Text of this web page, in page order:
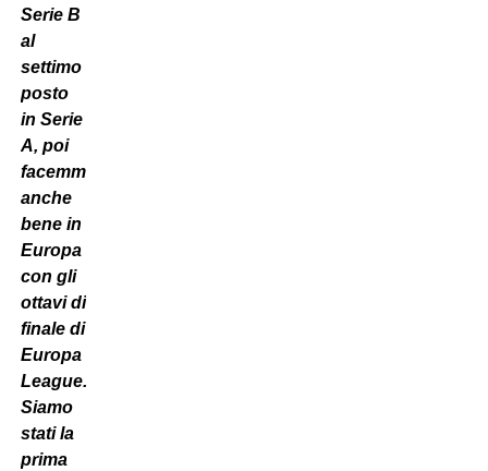
Serie B
al
settimo
posto
in Serie
A, poi
facemmo
anche
bene in
Europa
con gli
ottavi di
finale di
Europa
League.
Siamo
stati la
prima